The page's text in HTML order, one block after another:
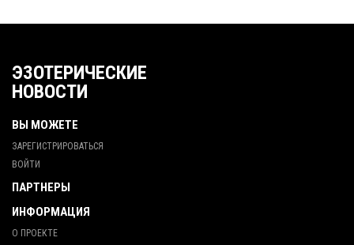
ЭЗОТЕРИЧЕСКИЕ
НОВОСТИ
ВЫ МОЖЕТЕ
ЗАРЕГИСТРИРОВАТЬСЯ
ВОЙТИ
ПАРТНЕРЫ
ИНФОРМАЦИЯ
О ПРОЕКТЕ